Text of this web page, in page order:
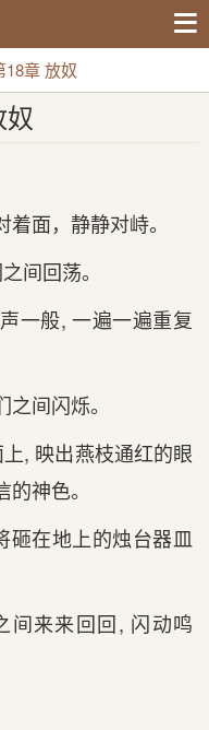
18章 放奴
奴
面，静静对峙。
间回荡。
一般, 一遍一遍重复
间闪烁。
, 映出燕枝通红的眼
神色。
砸在地上的烛台器皿
间来来回回, 闪动鸣